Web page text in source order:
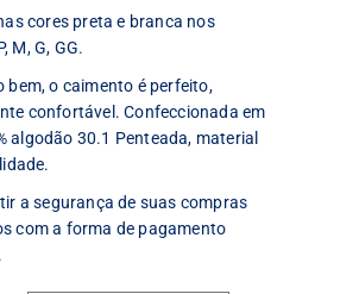
cores preta e branca nos
M, G, GG.
bem, o caimento é perfeito,
confortável. Confeccionada em
algodão 30.1 Penteada, material
a segurança de suas compras
com a forma de pagamento